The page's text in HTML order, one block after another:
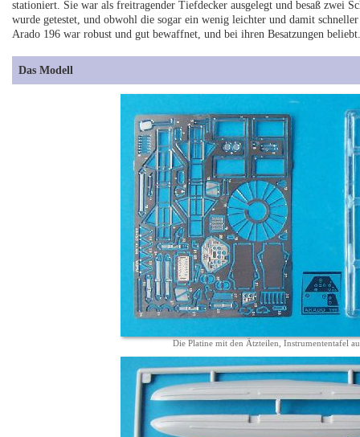
stationiert. Sie war als freitragender Tiefdecker ausgelegt und besaß zwei
wurde getestet, und obwohl die sogar ein wenig leichter und damit
Arado 196 war robust und gut bewaffnet, und bei ihren Besatzungen
Das Modell
Die Platine mit den Ätzteilen, Instrumententafel